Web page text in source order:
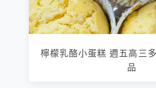
檸檬乳酪小蛋糕 週五高三
品